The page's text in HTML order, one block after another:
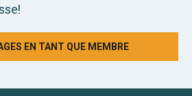
EN TANT QUE MEMBRE